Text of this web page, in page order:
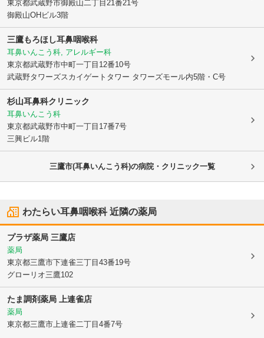
東京都武蔵野市御殿山二丁目21番21号
御殿山OHビル3階
三鷹もろほし耳鼻咽喉科
耳鼻いんこう科, アレルギー科
東京都武蔵野市中町一丁目12番10号
武蔵野タワーズスカイゲートタワー タワーズモール内5階・C号
杉山耳鼻科クリニック
耳鼻いんこう科
東京都武蔵野市中町一丁目17番7号
三興ビル1階
三鷹市(耳鼻いんこう科)の病院・クリニック一覧
わたらい耳鼻咽喉科近隣の薬局
プラザ薬局 三鷹店
薬局
東京都三鷹市下連雀三丁目43番19号
グローリオ三鷹102
たま調剤薬局 上連雀店
薬局
東京都三鷹市上連雀二丁目4番7号